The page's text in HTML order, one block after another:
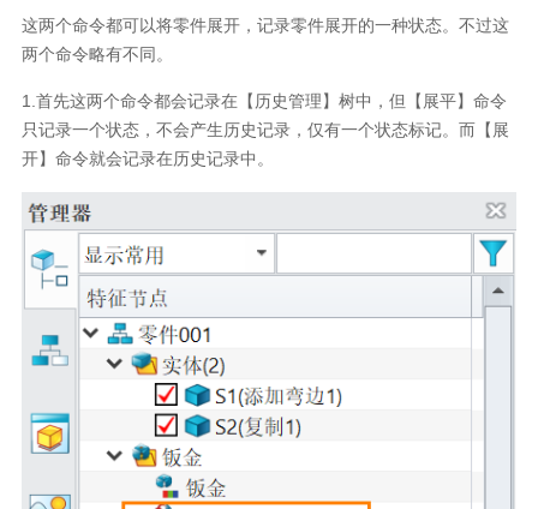
这两个命令都可以将零件展开，记录零件展开的一种状态。不过这
两个命令略有不同。
1.首先这两个命令都会记录在【历史管理】树中，但【展平】命令
只记录一个状态，不会产生历史记录，仅有一个状态标记。而【展
开】命令就会记录在历史记录中。